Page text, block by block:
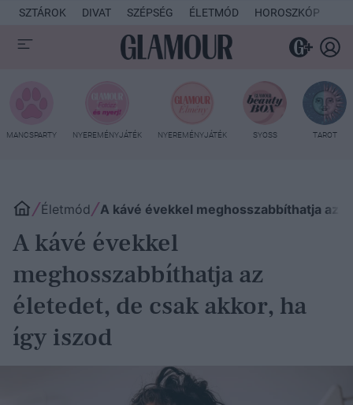
SZTÁROK DIVAT SZÉPSÉG ÉLETMÓD HOROSZKÓP
MANCSPARTY NYEREMÉNYJÁTÉK NYEREMÉNYJÁTÉK SYOSS TAROT
Életmód A kávé évekkel meghosszabbíthatja az
A kávé évekkel
meghosszabbíthatja az
életedet, de csak akkor, ha
így iszod